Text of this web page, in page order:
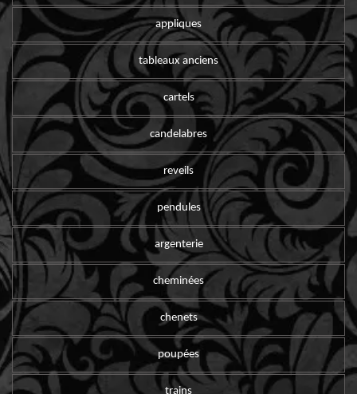
appliques
tableaux anciens
cartels
candelabres
reveils
pendules
argenterie
cheminées
chenets
poupées
trains